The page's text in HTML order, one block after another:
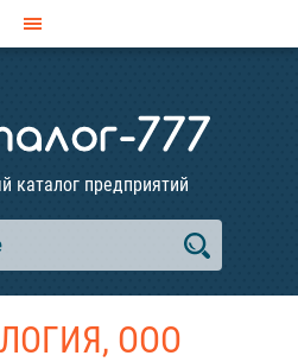
каталог предприятий
ООО